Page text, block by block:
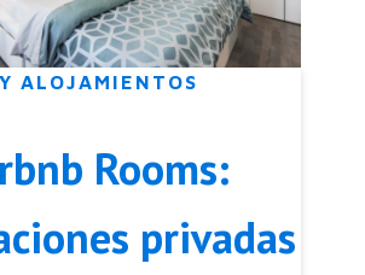
ALOJAMIENTOS
Rooms:
privadas